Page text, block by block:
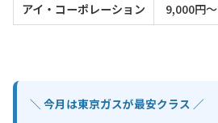
アイ・コーポレーション
9,000円〜
＼ 今月は東京ガスが最安クラス ／